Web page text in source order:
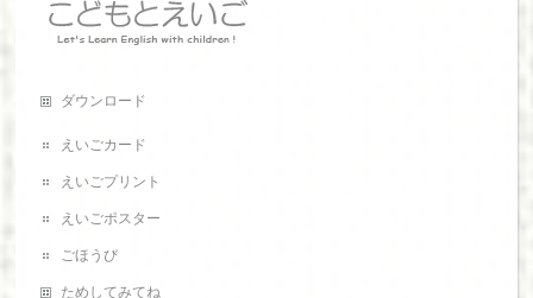
ダウンロード
えいごカード
えいごプリント
えいごポスター
ごほうび
ためしてみてね